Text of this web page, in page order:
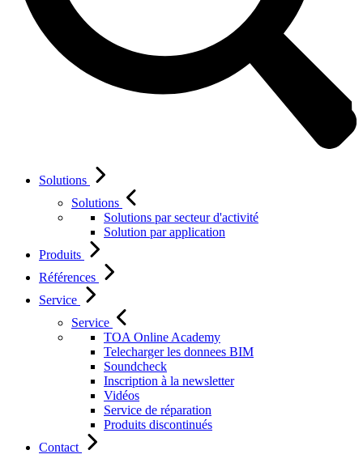
Solutions
Solutions
Solutions par secteur d'activité
Solution par application
Produits
Références
Service
Service
TOA Online Academy
Telecharger les donnees BIM
Soundcheck
Inscription à la newsletter
Vidéos
Service de réparation
Produits discontinués
Contact